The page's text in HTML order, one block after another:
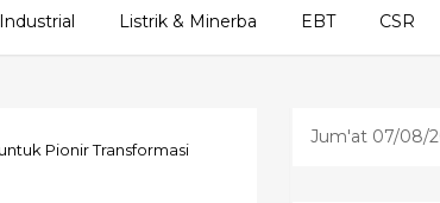
Industrial Listrik & Minerba EBT CSR
Pionir Transformasi
Jum'at 07/08/